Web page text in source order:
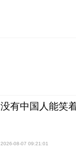
没有中国人能笑
2026-08-07 09:21:01